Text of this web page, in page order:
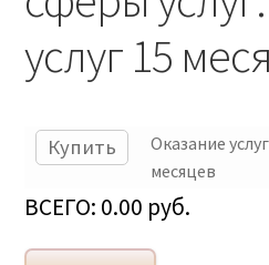
услуг 15
Купить
Оказание
месяцев
ВСЕГО: 0.00 руб.